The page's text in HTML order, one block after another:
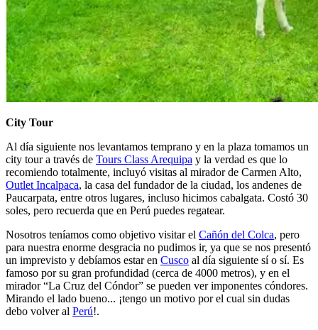
City Tour
Al día siguiente nos levantamos temprano y en la plaza tomamos un
city tour a través de Tours Class Arequipa y la verdad es que lo
recomiendo totalmente, incluyó visitas al mirador de Carmen Alto,
Outlet Incalpaca, la casa del fundador de la ciudad, los andenes de
Paucarpata, entre otros lugares, incluso hicimos cabalgata. Costó 30
soles, pero recuerda que en Perú puedes regatear.
Nosotros teníamos como objetivo visitar el Cañón del Colca, pero
para nuestra enorme desgracia no pudimos ir, ya que se nos presentó
un imprevisto y debíamos estar en Cusco al día siguiente sí o sí. Es
famoso por su gran profundidad (cerca de 4000 metros), y en el
mirador “La Cruz del Cóndor” se pueden ver imponentes cóndores.
Mirando el lado bueno... ¡tengo un motivo por el cual sin dudas
debo volver al Perú!.